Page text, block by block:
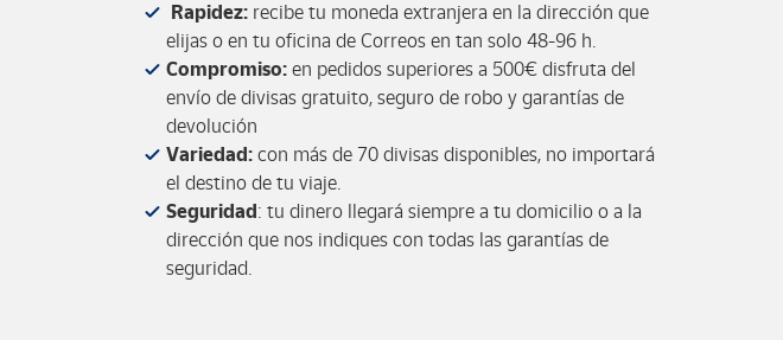
Rapidez: recibe tu moneda extranjera en la dirección que
elijas o en tu oficina de Correos en tan solo 48-96 h.
Compromiso: en pedidos superiores a 500€ disfruta del
envío de divisas gratuito, seguro de robo y garantías de
devolución
Variedad: con más de 70 divisas disponibles, no importará
el destino de tu viaje.
Seguridad: tu dinero llegará siempre a tu domicilio o a la
dirección que nos indiques con todas las garantías de
seguridad.